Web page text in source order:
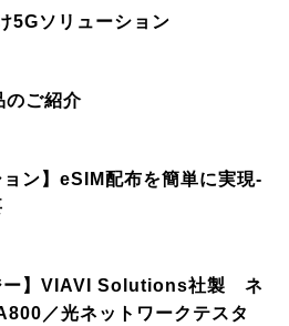
5Gソリューション
のご紹介
ョン】eSIM配布を簡単に実現-
ー】VIAVI Solutions社製 ネ
／光ネットワークテスタ